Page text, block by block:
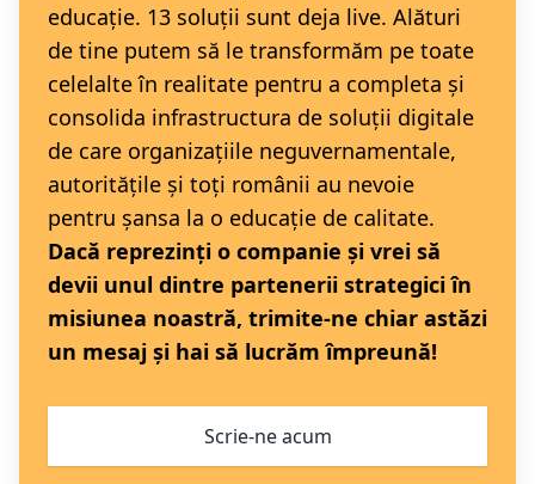
educație. 13 soluții sunt deja live. Alături
de tine putem să le transformăm pe toate
celelalte în realitate pentru a completa și
consolida infrastructura de soluții digitale
de care organizațiile neguvernamentale,
autoritățile și toți românii au nevoie
pentru șansa la o educație de calitate.
Dacă reprezinți o companie și vrei să
devii unul dintre partenerii strategici în
misiunea noastră, trimite-ne chiar astăzi
un mesaj și hai să lucrăm împreună!
Scrie-ne acum